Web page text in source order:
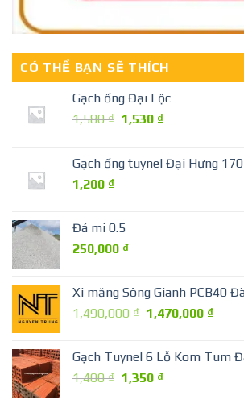
CÓ THỂ BẠN SẼ THÍCH
Gạch ống Đại Lộc
1,580₫ Giá
1,580 ₫.
1,530 ₫Giá
là:
Gạch ống tuynel Đại Hưng 170
1,200 ₫
Đá mi 0.5
250,000 ₫
Xi măng Sông Gianh PCB40
1,490,000₫ Giá
1,490,000 ₫.
1,470,000 ₫Giá
là:
Gạch Tuynel 6 Lỗ Kom Tum
1,400₫ Giá
1,350 ₫Giá